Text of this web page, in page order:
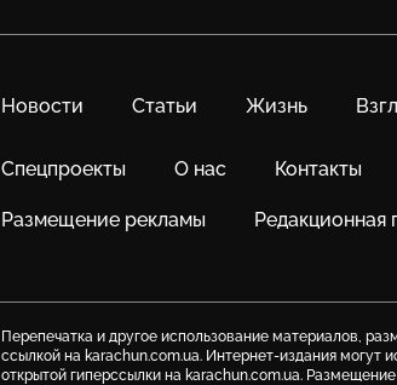
Новости Статьи Жизнь
Спецпроекты О нас Контакты
Размещение рекламы Редакционная
Перепечатка и другое использование материалов,
ссылкой на karachun.com.ua. Интернет-издания могут
открытой гиперссылки на karachun.com.ua.